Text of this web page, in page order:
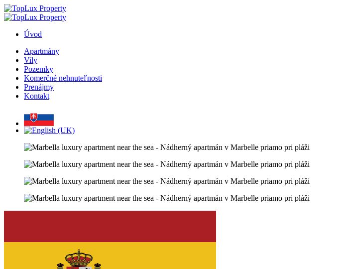
Úvod
Apartmány
Vily
Pozemky
Komerčné nehnuteľnosti
Prenájmy
Kontakt